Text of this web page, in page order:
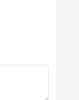
chặn tình